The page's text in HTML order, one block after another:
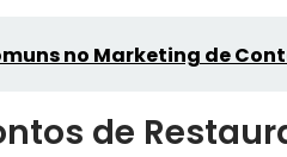
no Marketing de
de